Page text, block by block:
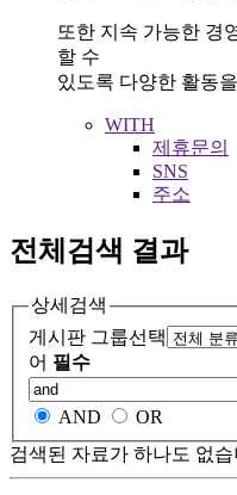
또한 지속 가능한 경
할 수
있도록 다양한 활동
WITH
제휴문의
SNS
주소
전체검색 결과
상세검색
게시판 그룹선택
어 필수
AND
OR
검색된 자료가 하나도 없습